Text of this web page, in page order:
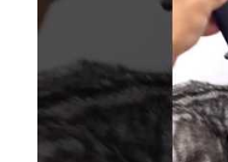
ネコにドッキリ仕